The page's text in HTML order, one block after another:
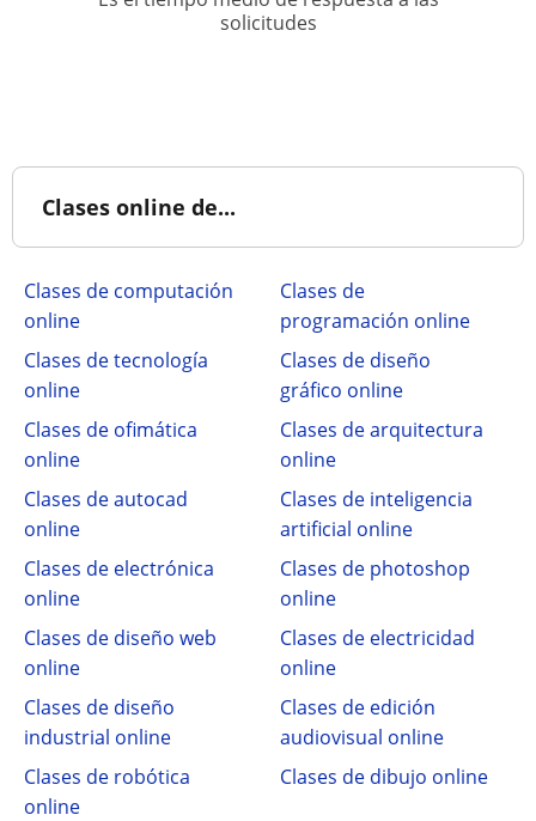
solicitudes
Clases online de...
Clases de computación
online
Clases de
programación online
Clases de tecnología
online
Clases de diseño
gráfico online
Clases de ofimática
online
Clases de arquitectura
online
Clases de autocad
online
Clases de inteligencia
artificial online
Clases de electrónica
online
Clases de photoshop
online
Clases de diseño web
online
Clases de electricidad
online
Clases de diseño
industrial online
Clases de edición
audiovisual online
Clases de robótica
online
Clases de dibujo online